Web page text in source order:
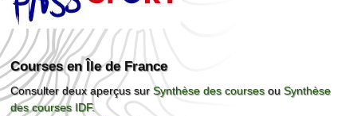
Courses en Île de France
Consulter deux aperçus surSynthèse des coursesouSynthèse
des courses IDF.